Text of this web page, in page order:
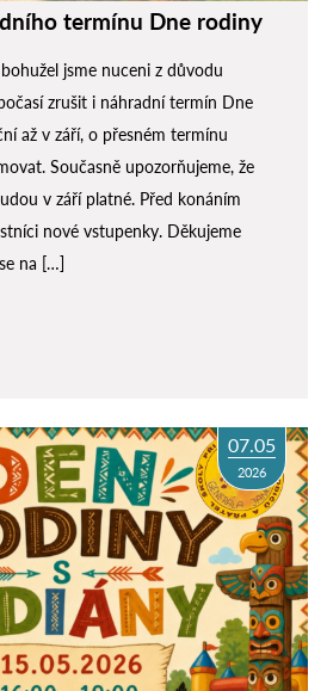
termínu Dne rodiny
jsme nuceni z důvodu
zrušit i náhradní termín Dne
až v září, o přesném termínu
Současně upozorňujeme, že
v září platné. Před konáním
nové vstupenky. Děkujeme
na […]
07.05
2026